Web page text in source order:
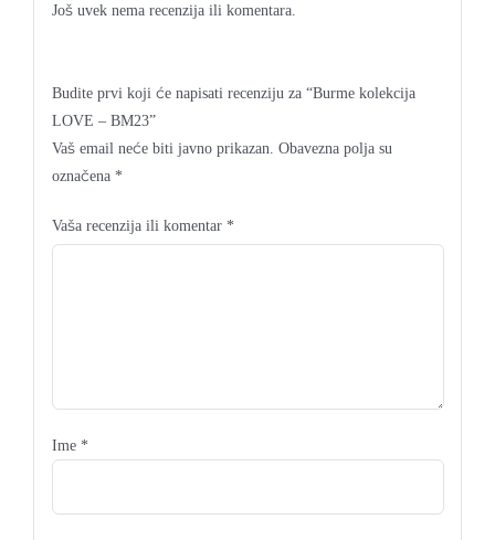
Još uvek nema recenzija ili komentara.
Budite prvi koji će napisati recenziju za “Burme kolekcija
LOVE – BM23”
Vaš email neće biti javno prikazan. Obavezna polja su
označena *
Vaša recenzija ili komentar *
Ime *